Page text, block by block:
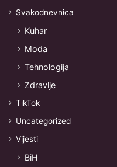
Svakodnevnica
Kuhar
Moda
Tehnologija
Zdravlje
TikTok
Uncategorized
Vijesti
BiH